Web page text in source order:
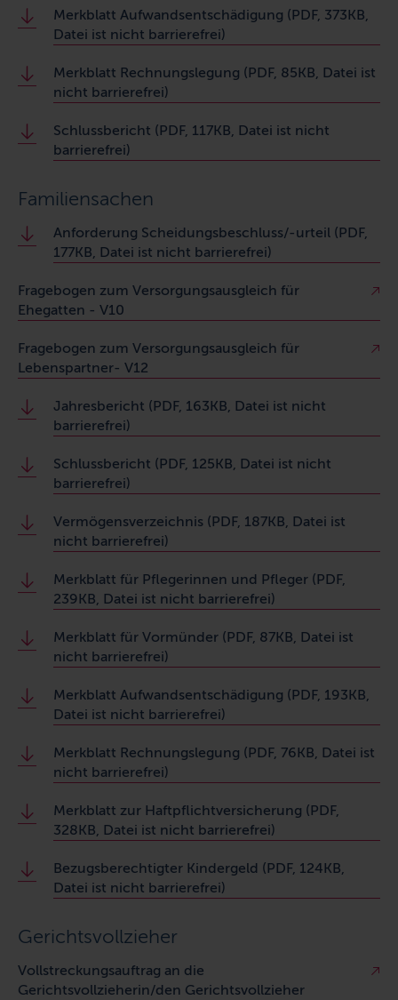
Merkblatt Aufwandsentschädigung (PDF, 373KB,
Datei ist nicht barrierefrei)
Merkblatt Rechnungslegung (PDF, 85KB, Datei ist
nicht barrierefrei)
Schlussbericht (PDF, 117KB, Datei ist nicht
barrierefrei)
Familiensachen
Anforderung Scheidungsbeschluss/-urteil (PDF,
177KB, Datei ist nicht barrierefrei)
Fragebogen zum Versorgungsausgleich für
Ehegatten - V10
Fragebogen zum Versorgungsausgleich für
Lebenspartner- V12
Jahresbericht (PDF, 163KB, Datei ist nicht
barrierefrei)
Schlussbericht (PDF, 125KB, Datei ist nicht
barrierefrei)
Vermögensverzeichnis (PDF, 187KB, Datei ist
nicht barrierefrei)
Merkblatt für Pflegerinnen und Pfleger (PDF,
239KB, Datei ist nicht barrierefrei)
Merkblatt für Vormünder (PDF, 87KB, Datei ist
nicht barrierefrei)
Merkblatt Aufwandsentschädigung (PDF, 193KB,
Datei ist nicht barrierefrei)
Merkblatt Rechnungslegung (PDF, 76KB, Datei ist
nicht barrierefrei)
Merkblatt zur Haftpflichtversicherung (PDF,
328KB, Datei ist nicht barrierefrei)
Bezugsberechtigter Kindergeld (PDF, 124KB,
Datei ist nicht barrierefrei)
Gerichtsvollzieher
Vollstreckungsauftrag an die
Gerichtsvollzieherin/den Gerichtsvollzieher